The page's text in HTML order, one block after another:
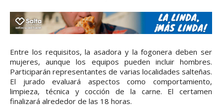
Entre los requisitos, la asadora y la fogonera deben ser
mujeres, aunque los equipos pueden incluir hombres.
Participarán representantes de varias localidades salteñas.
El jurado evaluará aspectos como comportamiento,
limpieza, técnica y cocción de la carne. El certamen
finalizará alrededor de las 18 horas.